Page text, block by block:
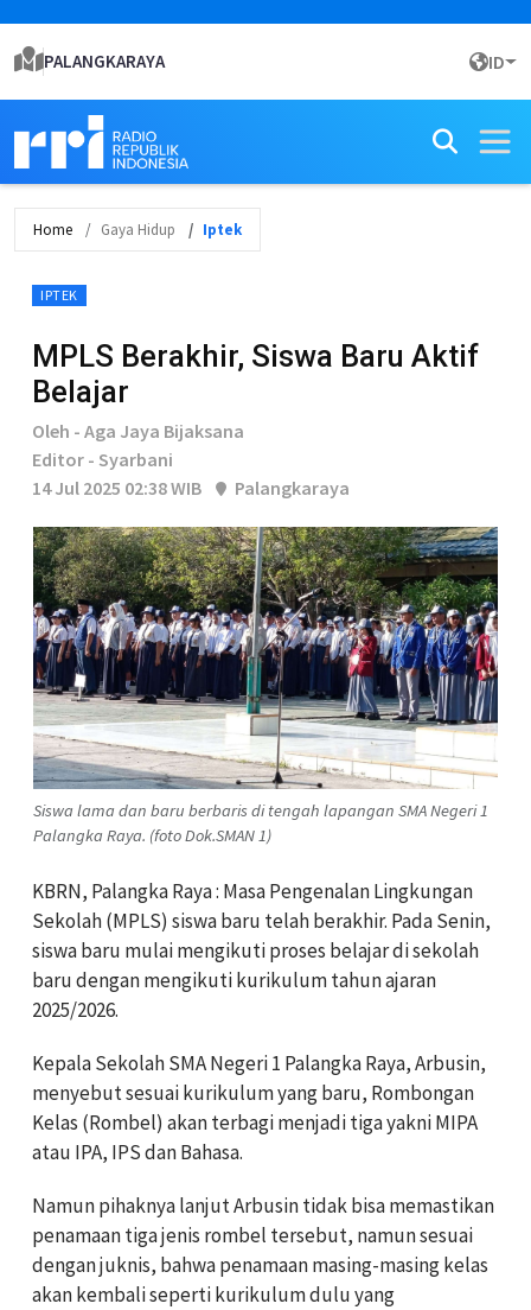
PALANGKARAYA ID
Home Gaya Hidup Iptek
IPTEK
‎MPLS Berakhir, Siswa Baru Aktif
Belajar
Oleh - Aga Jaya Bijaksana
Editor - Syarbani
14 Jul 2025 02:38 WIB
Palangkaraya
Siswa lama dan baru berbaris di tengah lapangan SMA Negeri 1
Palangka Raya. (foto Dok.SMAN 1)
KBRN, Palangka Raya : ‎Masa Pengenalan Lingkungan
Sekolah (MPLS) siswa baru telah berakhir. Pada Senin,
siswa baru mulai mengikuti proses belajar di sekolah
baru dengan mengikuti kurikulum tahun ajaran
2025/2026.‎
‎Kepala Sekolah SMA Negeri 1 Palangka Raya, Arbusin,
menyebut sesuai kurikulum yang baru, Rombongan
Kelas (Rombel) akan terbagi menjadi tiga yakni MIPA
atau IPA, IPS dan Bahasa.
‎Namun pihaknya lanjut Arbusin tidak bisa memastikan
penamaan tiga jenis rombel tersebut, namun sesuai
dengan juknis, bahwa penamaan masing-masing kelas
akan kembali seperti kurikulum dulu yang